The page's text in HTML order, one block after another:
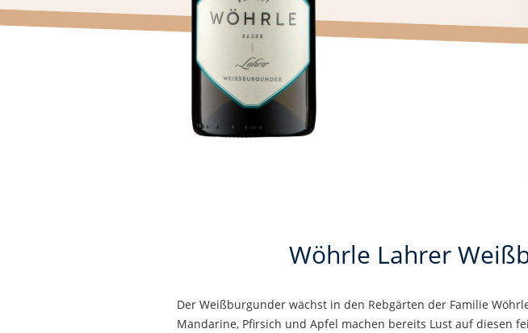
Wöhrle Lahrer
Der Weißburgunder wächst in den Rebgärten der Familie
Mandarine, Pfirsich und Apfel machen bereits Lust auf diesen